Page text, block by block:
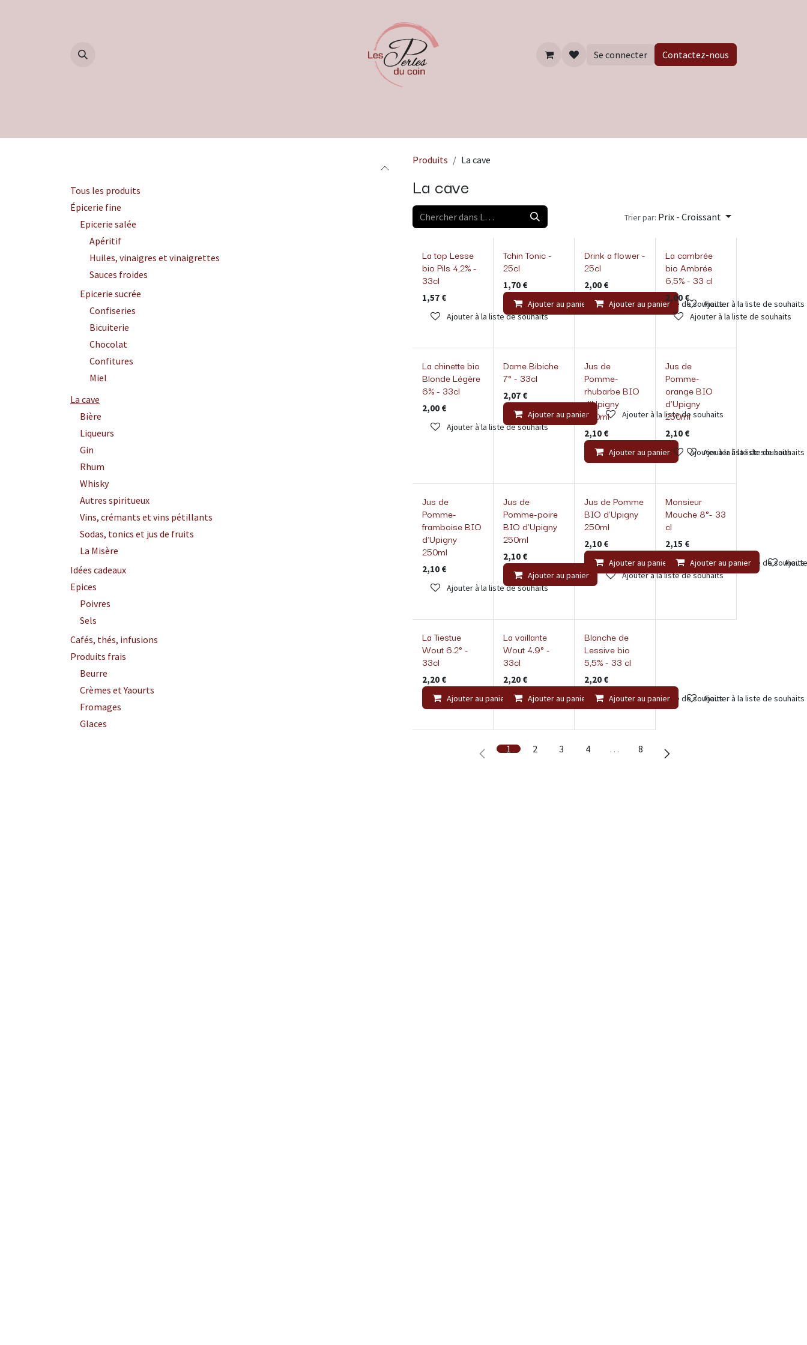
Se connecter Contactez-nous
Tous les produits
Épicerie fine
Epicerie salée
Apéritif
Huiles, vinaigres et vinaigrettes
Sauces froides
Epicerie sucrée
Confiseries
Bicuiterie
Chocolat
Confitures
Miel
La cave
Bière
Liqueurs
Gin
Rhum
Whisky
Autres spiritueux
Vins, crémants et vins pétillants
Sodas, tonics et jus de fruits
La Misère
Idées cadeaux
Epices
Poivres
Sels
Cafés, thés, infusions
Produits frais
Beurre
Crèmes et Yaourts
Fromages
Glaces
Produits La cave
La cave
Trier par: Prix - Croissant
La top Lesse
bio Pils 4,2% -
33cl
1,57 €
Ajouter à la liste de souhaits
Tchin Tonic -
25cl
1,70 €
Ajouter au panier Ajouter à la liste de souhaits
Drink a flower -
25cl
2,00 €
Ajouter au panier Ajouter à la liste de souhaits
La cambrée
bio Ambrée
6,5% - 33 cl
2,00 €
Ajouter à la liste de souhaits
La chinette bio
Blonde Légère
6% - 33cl
2,00 €
Ajouter à la liste de souhaits
Dame Bibiche
7° - 33cl
2,07 €
Ajouter au panier Ajouter à la liste de souhaits
Jus de
Pomme-
rhubarbe BIO
d'Upigny
250ml
2,10 €
Ajouter au panier Ajouter à la liste de souhaits
Jus de
Pomme-
orange BIO
d'Upigny
250ml
2,10 €
Ajouter à la liste de souhaits
Jus de
Pomme-
framboise BIO
d'Upigny
250ml
2,10 €
Ajouter à la liste de souhaits
Jus de
Pomme-poire
BIO d'Upigny
250ml
2,10 €
Ajouter au panier Ajouter à la liste de souhaits
Jus de Pomme
BIO d'Upigny
250ml
2,10 €
Ajouter au panier Ajouter à la liste de souhaits
Monsieur
Mouche 8°- 33
cl
2,15 €
Ajouter au panier
La Tiestue
Wout 6.2° -
33cl
2,20 €
Ajouter au panier Ajouter à la liste de souhaits
La vaillante
Wout 4.9° -
33cl
2,20 €
Ajouter au panier Ajouter à la liste de souhaits
Blanche de
Lessive bio
5,5% - 33 cl
2,20 €
Ajouter au panier Ajouter à la liste de souhaits
1 2 3 4 … 8